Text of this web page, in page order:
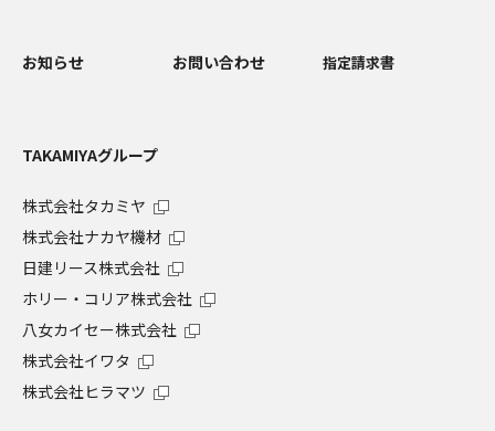
お知らせ お問い合わせ 指定請求書
TAKAMIYAグループ
株式会社タカミヤ
株式会社ナカヤ機材
日建リース株式会社
ホリー・コリア株式会社
八女カイセー株式会社
株式会社イワタ
株式会社ヒラマツ